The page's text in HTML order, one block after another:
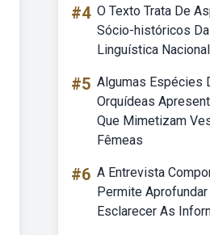
#4 O Texto Trata De
Sócio-históricos
Linguística Nacional
#5 Algumas Espécies
Orquídeas
Que Mimetizam
Fêmeas
#6 A Entrevista
Permite Aprofundar
Esclarecer As